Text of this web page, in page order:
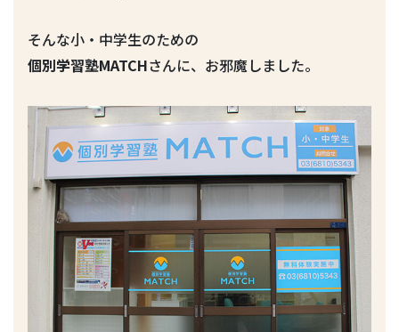
そんな小・中学生のための
個別学習塾MATCHさんに、お邪魔しました。